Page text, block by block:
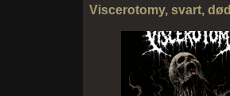
Viscerotomy, svart,